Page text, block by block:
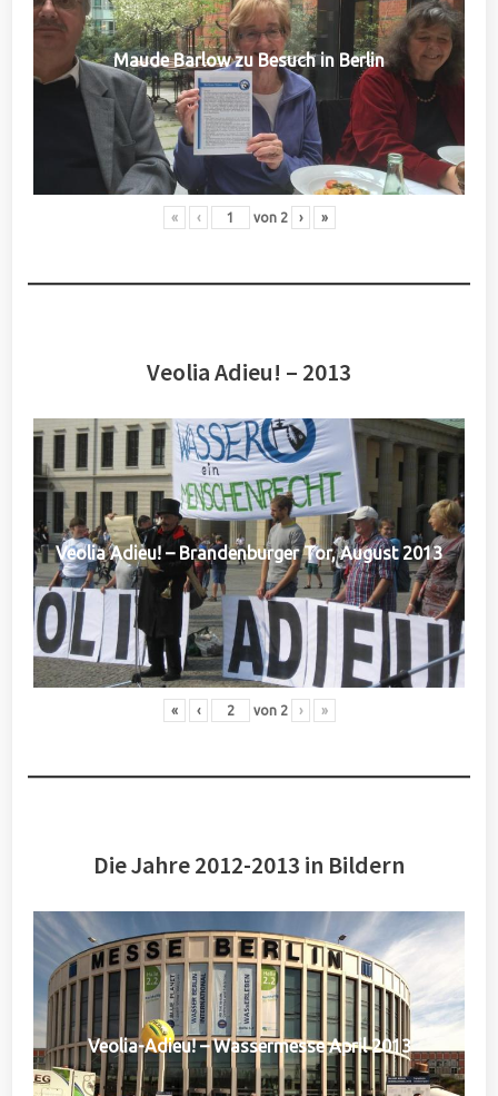
Maude Barlow zu Besuch in Berlin
« ‹ von 2 › »
Veolia Adieu! – 2013
Veolia Adieu! – Brandenburger Tor, August 2013
« ‹ von 2 › »
Die Jahre 2012-2013 in Bildern
Veolia-Adieu! – Wassermesse April 2013